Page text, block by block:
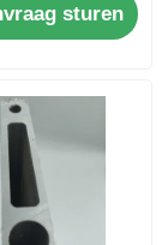
in
profielen
sturen